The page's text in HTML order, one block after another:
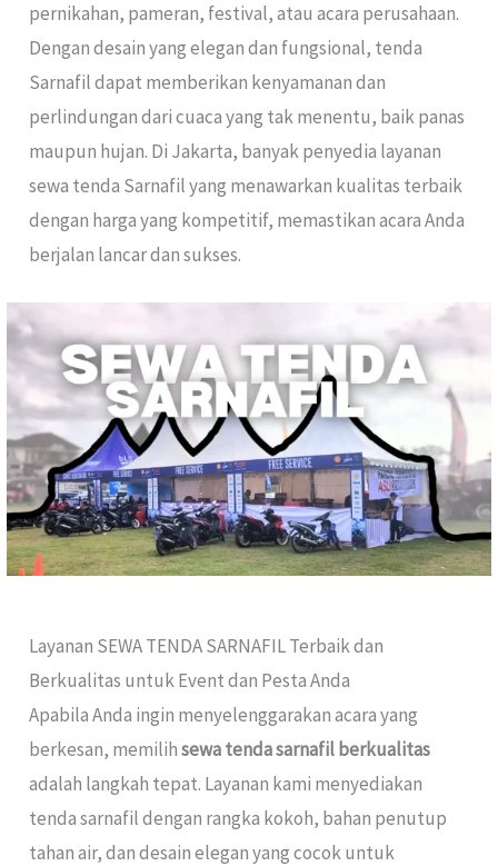
pernikahan, pameran, festival, atau acara perusahaan.
Dengan desain yang elegan dan fungsional, tenda
Sarnafil dapat memberikan kenyamanan dan
perlindungan dari cuaca yang tak menentu, baik panas
maupun hujan. Di Jakarta, banyak penyedia layanan
sewa tenda Sarnafil yang menawarkan kualitas terbaik
dengan harga yang kompetitif, memastikan acara Anda
berjalan lancar dan sukses.
Layanan SEWA TENDA SARNAFIL Terbaik dan
Berkualitas untuk Event dan Pesta Anda
Apabila Anda ingin menyelenggarakan acara yang
berkesan, memilihsewa tenda sarnafil berkualitas
adalah langkah tepat. Layanan kami menyediakan
tenda sarnafil dengan rangka kokoh, bahan penutup
tahan air, dan desain elegan yang cocok untuk